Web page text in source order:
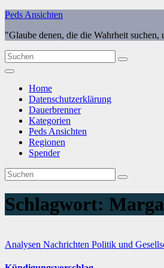
Zum
springen
Peds Ansichten
"Glaube denen, die die Wahrheit
Home
Datenschutzerklärung
Dauerbrenner
Kategorien
Peds Ansichten
Regionen
Spender
Schlagwort:
Analysen Nachrichten Politik und